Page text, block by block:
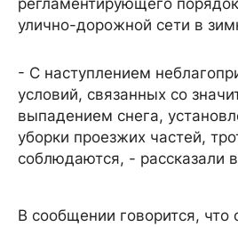
регламентирующего
улично-дорожной сети в
- С наступлением
условий, связанных со
выпадением снега,
уборки проезжих частей,
соблюдаются, - рассказали
В сообщении говорится, что